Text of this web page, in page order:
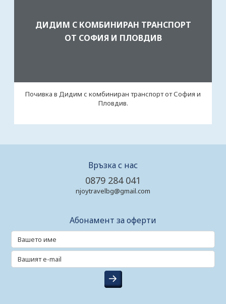
ДИДИМ С КОМБИНИРАН ТРАНСПОРТ
ОТ СОФИЯ И ПЛОВДИВ
Почивка в Дидим с комбиниран транспорт от София и
Пловдив.
Връзка с нас
0879 284 041
njoytravelbg@gmail.com
Абонамент за оферти